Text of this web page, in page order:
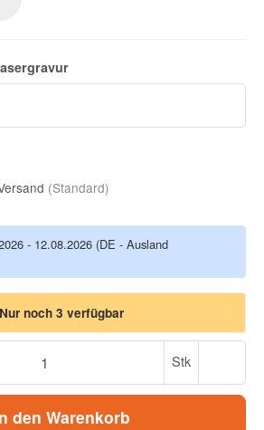
(Standard)
- 12.08.2026 (DE - Ausland
Nur noch 3 verfügbar
Stk
den Warenkorb